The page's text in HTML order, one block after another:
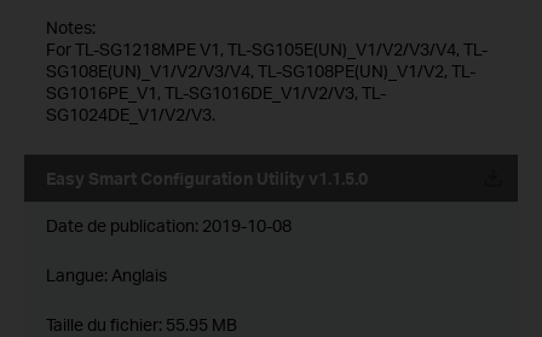
Notes:
For TL-SG1218MPE V1, TL-SG105E(UN)_V1/V2/V3/V4, TL-
SG108E(UN)_V1/V2/V3/V4, TL-SG108PE(UN)_V1/V2, TL-
SG1016PE_V1, TL-SG1016DE_V1/V2/V3, TL-
SG1024DE_V1/V2/V3.
Easy Smart Configuration Utility v1.1.5.0
Date de publication: 2019-10-08
Langue: Anglais
Taille du fichier: 55.95 MB